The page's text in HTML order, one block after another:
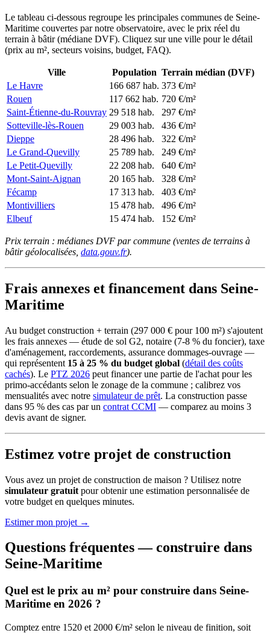
Le tableau ci-dessous regroupe les principales communes de Seine-
Maritime couvertes par notre observatoire, avec le prix réel du
terrain à bâtir (médiane DVF). Cliquez sur une ville pour le détail
(prix au m², secteurs voisins, budget, FAQ).
Ville Population Terrain médian (DVF)
Le Havre
166 687 hab. 373 €/m²
Rouen
117 662 hab. 720 €/m²
Saint-Étienne-du-Rouvray 29 518 hab.
297 €/m²
Sotteville-lès-Rouen
29 003 hab.
436 €/m²
Dieppe
28 496 hab.
322 €/m²
Le Grand-Quevilly
25 789 hab.
249 €/m²
Le Petit-Quevilly
22 208 hab.
640 €/m²
Mont-Saint-Aignan
20 165 hab.
328 €/m²
Fécamp
17 313 hab.
403 €/m²
Montivilliers
15 478 hab.
496 €/m²
Elbeuf
15 474 hab. 152 €/m²
Prix terrain : médianes DVF par commune (ventes de terrains à
bâtir géolocalisées, data.gouv.fr).
Frais annexes et financement dans Seine-
Maritime
Au budget construction + terrain (297 000 € pour 100 m²) s'ajoutent
les frais annexes — étude de sol G2, notaire (7-8 % du foncier), taxe
d'aménagement, raccordements, assurance dommages-ouvrage —
qui représentent 15 à 25 % du budget global (détail des coûts
cachés). Le PTZ 2026 peut financer une partie de l'achat pour les
primo-accédants selon le zonage de la commune ; calibrez vos
mensualités avec notre simulateur de prêt. La construction passe
dans 95 % des cas par un contrat CCMI — comparez au moins 3
devis avant de signer.
Estimez votre projet de construction
Vous avez un projet de construction de maison ? Utilisez notre
simulateur gratuit pour obtenir une estimation personnalisée de
votre budget en quelques minutes.
Estimer mon projet →
Questions fréquentes — construire dans
Seine-Maritime
Quel est le prix au m² pour construire dans Seine-
Maritime en 2026 ?
Comptez entre 1520 et 2000 €/m² selon le niveau de finition, soit